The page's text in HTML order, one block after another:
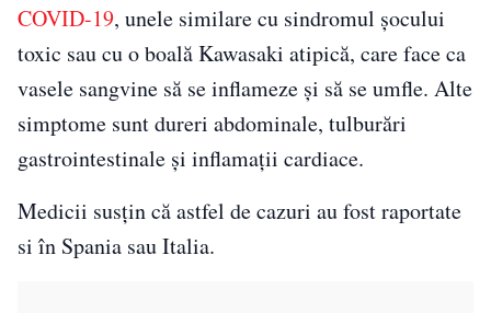
COVID-19, unele similare cu sindromul şocului
toxic sau cu o boală Kawasaki atipică, care face ca
vasele sangvine să se inflameze şi să se umfle. Alte
simptome sunt dureri abdominale, tulburări
gastrointestinale şi inflamaţii cardiace.
Medicii susţin că astfel de cazuri au fost raportate
si în Spania sau Italia.